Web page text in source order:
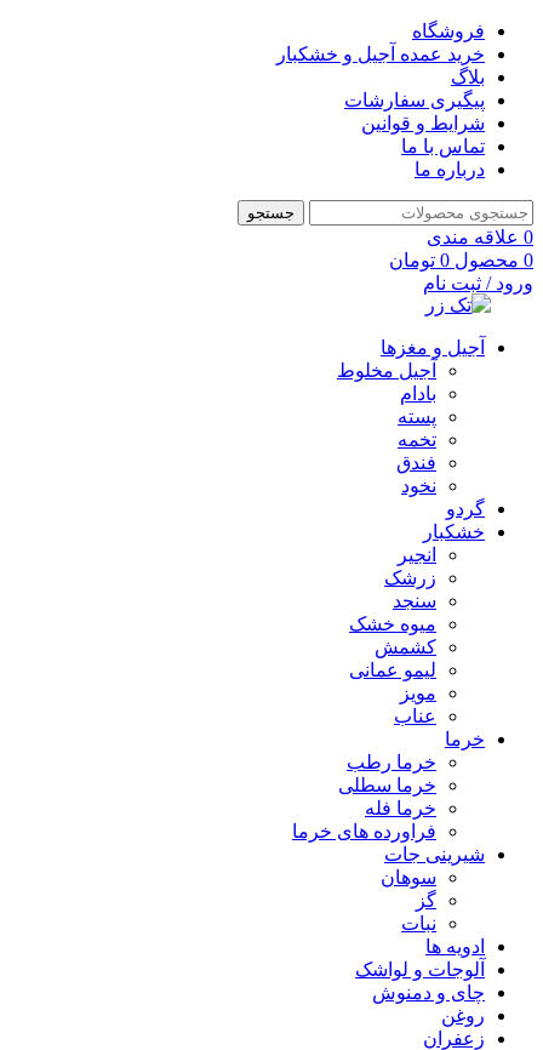
فروشگاه
خرید عمده آجیل و خشکبار
بلاگ
پیگیری سفارشات
شرایط و قوانین
تماس با ما
درباره ما
جستجو
0 علاقه مندی
0 محصول 0 تومان
ورود / ثبت نام
آجیل و مغزها
آجیل مخلوط
بادام
پسته
تخمه
فندق
نخود
گردو
خشکبار
انجیر
زرشک
سنجد
میوه خشک
کشمش
لیمو عمانی
مویز
عناب
خرما
خرما رطب
خرما سطلی
خرما فله
فراورده های خرما
شیرینی جات
سوهان
گز
نبات
ادویه ها
آلوجات و لواشک
چای و دمنوش
روغن
زعفران